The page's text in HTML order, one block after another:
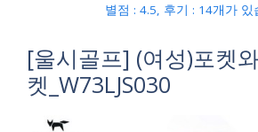
별점 : 4.5, 후기 : 14개가 있
[울시골프] (여성)포켓
켓_W73LJS030